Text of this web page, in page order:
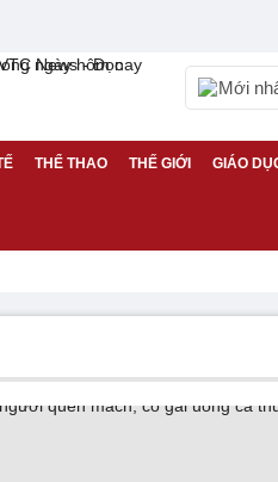
Mới
THỂ THAO THẾ GIỚI GIÁO